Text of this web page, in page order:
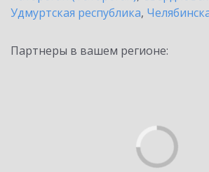
Удмуртская республика,
Партнеры в вашем регионе: